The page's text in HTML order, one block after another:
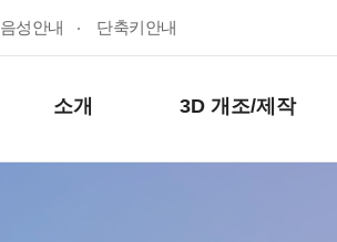
음성안내 단축키안내
소개 3D 개조/제작